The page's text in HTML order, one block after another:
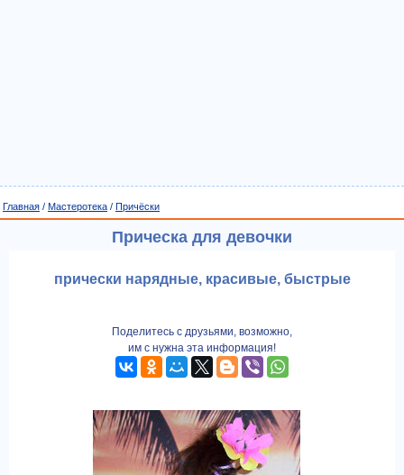
Главная / Мастеротека / Причёски
Прическа для девочки
прически нарядные, красивые, быстрые
Поделитесь с друзьями, возможно,
им с нужна эта информация!